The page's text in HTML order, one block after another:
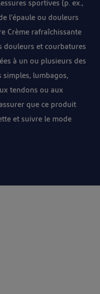
sportives (p. ex.,
l’épaule ou douleurs
Crème rafraîchissante
douleurs et courbatures
à un ou plusieurs des
simples, lumbagos,
tendons ou aux
que ce produit
et suivre le mode